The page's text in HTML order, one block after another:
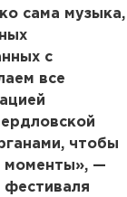
сама музыка,
с
все
чтобы
моменты», —
фестиваля